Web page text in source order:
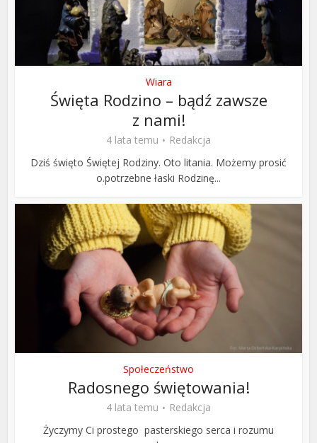
Wiara
Święta Rodzino – bądź zawsze
z nami!
4 lata temu
Redakcja
Dziś święto Świętej Rodziny. Oto litania. Możemy prosić
o.potrzebne łaski Rodzinę...
Społeczeństwo
Radosnego świętowania!
4 lata temu
Redakcja
Życzymy Ci prostego pasterskiego serca i rozumu